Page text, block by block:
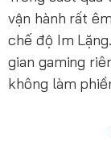
vận hành rất
chế độ Im
gian gaming
không làm